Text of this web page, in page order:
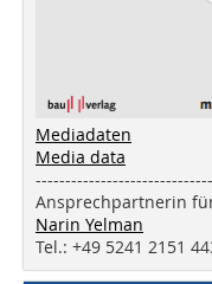
Mediadaten
Media data
Ansprechpartnerin
Narin Yelman
Tel.: +49 5241 2151